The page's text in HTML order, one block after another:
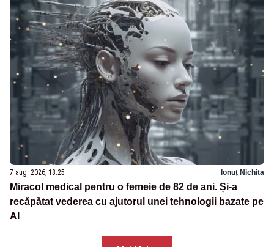
7 aug. 2026, 18:25 Ionuț Nichita
Miracol medical pentru o femeie de 82 de ani. Și-a
recăpătat vederea cu ajutorul unei tehnologii bazate pe
AI